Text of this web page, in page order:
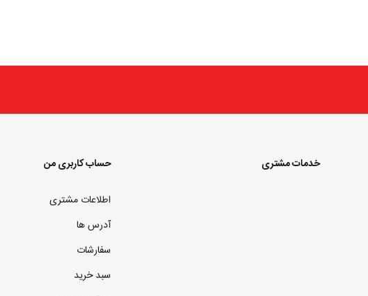
خدمات مشتری حساب کاربری من
اطلاعات مشتری
آدرس ها
سفارشات
سبد خرید